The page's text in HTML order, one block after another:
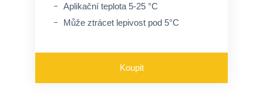
Aplikační teplota 5-25 °C
Může ztrácet lepivost pod 5°C
Koupit